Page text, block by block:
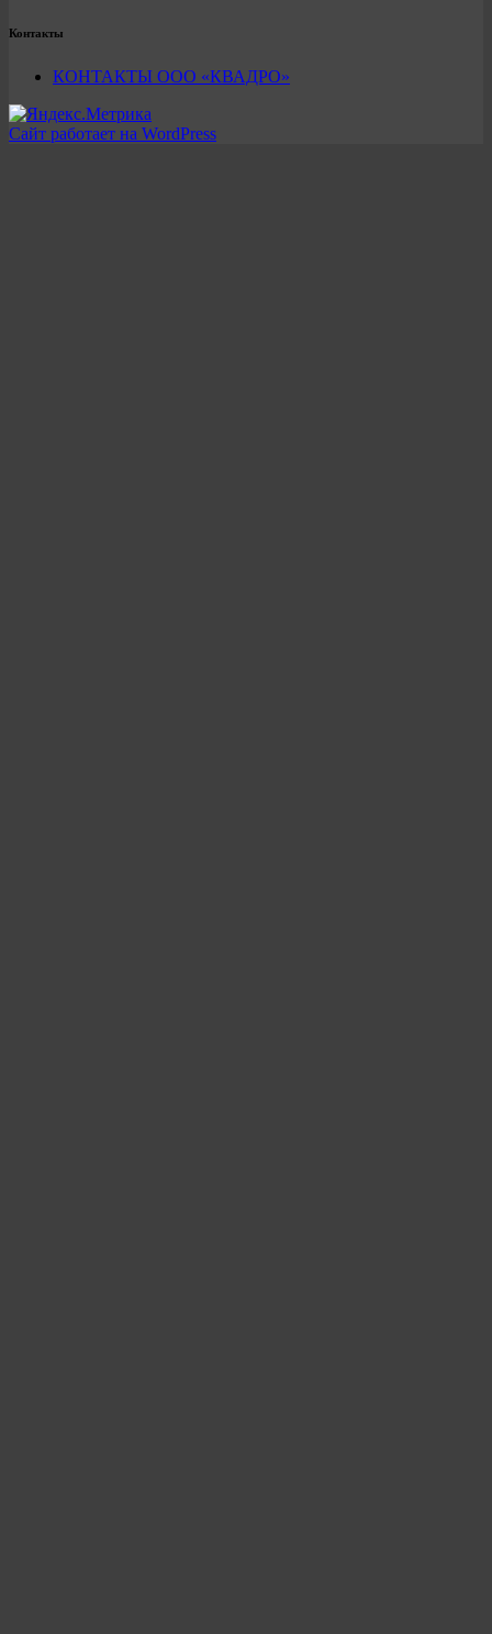
Контакты
КОНТАКТЫ ООО «КВАДРО»
Сайт работает на WordPress